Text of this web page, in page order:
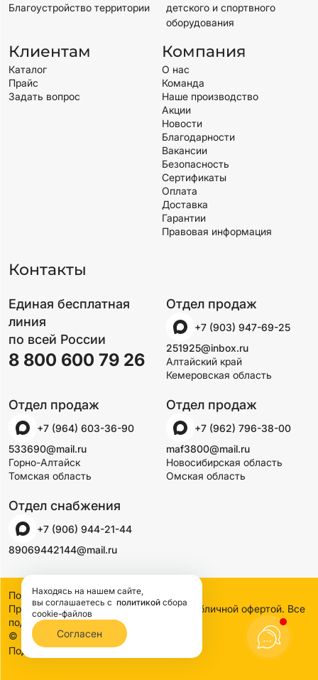
Благоустройство территории
детского и спортвного
оборудования
Клиентам
Каталог
Прайс
Задать вопрос
Компания
О нас
Команда
Наше производство
Акции
Новости
Благодарности
Вакансии
Безопасность
Сертификаты
Оплата
Доставка
Гарантии
Правовая информация
Контакты
Единая бесплатная
линия
по всей России
8 800 600 79 26
Отдел продаж
+7 (903) 947-69-25
251925@inbox.ru
Алтайский край
Кемеровская область
Отдел продаж
+7 (964) 603-36-90
533690@mail.ru
Горно-Алтайск
Томская область
Отдел продаж
+7 (962) 796-38-00
maf3800@mail.ru
Новосибирская область
Омская область
Отдел снабжения
+7 (906) 944-21-44
89069442144@mail.ru
Политика конфиденциальности
Предложения на сайте не являются публичной офертой. Все
подробности узнавайте по телефону
© 2000-2026 SSDCO. Сибстройдвор.
Поддержка сайтаBTB Digital
Находясь на нашем сайте,
вы соглашаетесь с политикой сбора
cookie-файлов
Согласен